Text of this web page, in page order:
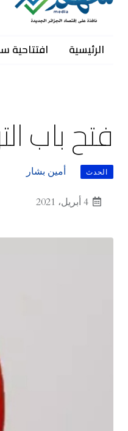
الرئيسية افتتاحية
فتح باب التوظيف ل
الحدث أمين بشار
4 أبريل، 2021